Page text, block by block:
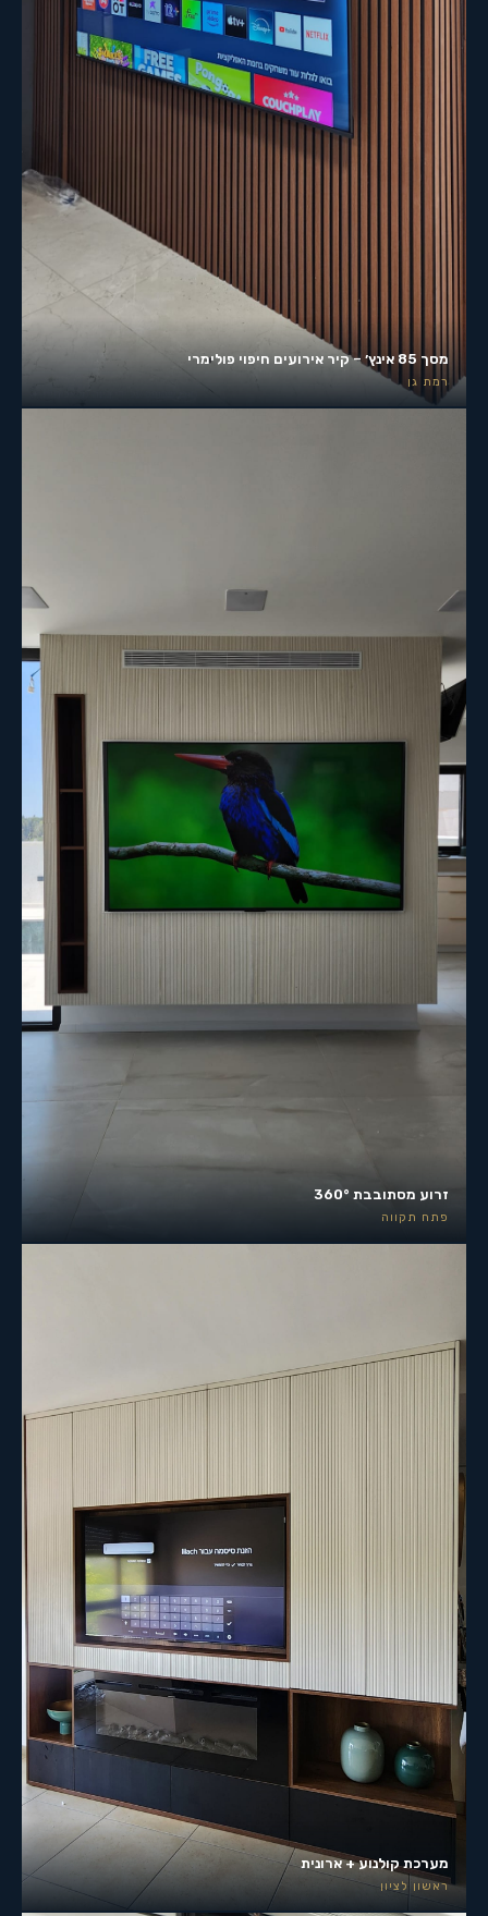
מסך 85 אינץ׳ – קיר אירועים חיפוי פולימרי
רמת גן
זרוע מסתובבת 360°
פתח תקווה
מערכת קולנוע + ארונית
ראשון לציון